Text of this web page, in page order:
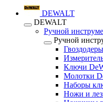
DEWALT
DEWALT
Ручной
Ручной
Ключи
Молотки
Наборы
Ножи и